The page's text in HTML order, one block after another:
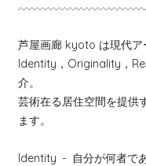
芦屋画廊 kyoto は現代ア
Identity，Originality，
介。
芸術在る居住空間を提供
ます。
Identity - 自分が何者で